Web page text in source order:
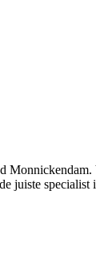
Monnickendam.
juiste specialist